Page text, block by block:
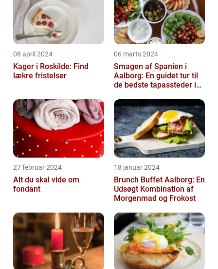
08 april 2024
Kager i Roskilde: Find
lækre fristelser
06 marts 2024
Smagen af Spanien i
Aalborg: En guidet tur til
de bedste tapassteder i
27 februar 2024
Alt du skal vide om
fondant
18 januar 2024
Brunch Buffet Aalborg: En
Udsøgt Kombination af
Morgenmad og Frokost